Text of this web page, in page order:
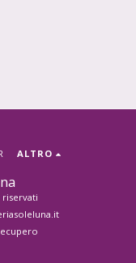
ALTRO